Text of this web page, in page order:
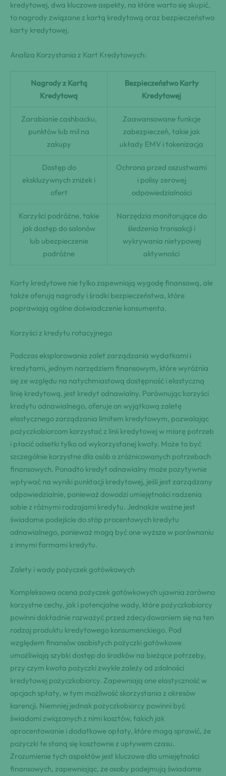
kredytowej, dwa kluczowe aspekty, na które warto się skupić,
to nagrody związane z kartą kredytową oraz bezpieczeństwo
karty kredytowej.
Analiza Korzystania z Kart Kredytowych:
Nagrody z Kartą
Kredytową
Bezpieczeństwo Karty
Kredytowej
Zarabianie cashbacku,
punktów lub mil na
zakupy
Zaawansowane funkcje
zabezpieczeń, takie jak
układy EMV i tokenizacja
Dostęp do
ekskluzywnych zniżek i
ofert
Ochrona przed oszustwami
i polisy zerowej
odpowiedzialności
Korzyści podróżne, takie
jak dostęp do salonów
lub ubezpieczenie
podróżne
Narzędzia monitorujące do
śledzenia transakcji i
wykrywania nietypowej
aktywności
Karty kredytowe nie tylko zapewniają wygodę finansową, ale
także oferują nagrody i środki bezpieczeństwa, które
poprawiają ogólne doświadczenie konsumenta.
Korzyści z kredytu rotacyjnego
Podczas eksplorowania zalet zarządzania wydatkami i
kredytami, jednym narzędziem finansowym, które wyróżnia
się ze względu na natychmiastową dostępność i elastyczną
linię kredytową, jest kredyt odnawialny. Porównując korzyści
kredytu odnawialnego, oferuje on wyjątkową zaletę
elastycznego zarządzania limitem kredytowym, pozwalając
pożyczkobiorcom korzystać z linii kredytowej w miarę potrzeb
i płacić odsetki tylko od wykorzystanej kwoty. Może to być
szczególnie korzystne dla osób o zróżnicowanych potrzebach
finansowych. Ponadto kredyt odnawialny może pozytywnie
wpływać na wyniki punktacji kredytowej, jeśli jest zarządzany
odpowiedzialnie, ponieważ dowodzi umiejętności radzenia
sobie z różnymi rodzajami kredytu. Jednakże ważne jest
świadome podejście do stóp procentowych kredytu
odnawialnego, ponieważ mogą być one wyższe w porównaniu
z innymi formami kredytu.
Zalety i wady pożyczek gotówkowych
Kompleksowa ocena pożyczek gotówkowych ujawnia zarówno
korzystne cechy, jak i potencjalne wady, które pożyczkobiorcy
powinni dokładnie rozważyć przed zdecydowaniem się na ten
rodzaj produktu kredytowego konsumenckiego. Pod
względem finansów osobistych pożyczki gotówkowe
umożliwiają szybki dostęp do środków na bieżące potrzeby,
przy czym kwota pożyczki zwykle zależy od zdolności
kredytowej pożyczkobiorcy. Zapewniają one elastyczność w
opcjach spłaty, w tym możliwość skorzystania z okresów
karencji. Niemniej jednak pożyczkobiorcy powinni być
świadomi związanych z nimi kosztów, takich jak
oprocentowanie i dodatkowe opłaty, które mogą sprawić, że
pożyczki te staną się kosztowne z upływem czasu.
Zrozumienie tych aspektów jest kluczowe dla umiejętności
finansowych, zapewniając, że osoby podejmują świadome